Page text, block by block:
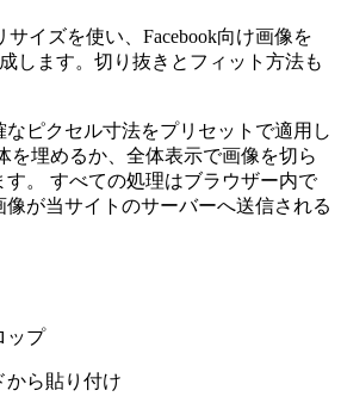
サイズを使い、Facebook向け画像を
します。切り抜きとフィット方法も
なピクセル寸法をプリセットで適用し
を埋めるか、全体表示で画像を切ら
。 すべての処理はブラウザー内で
像が当サイトのサーバーへ送信される
ップ
から貼り付け